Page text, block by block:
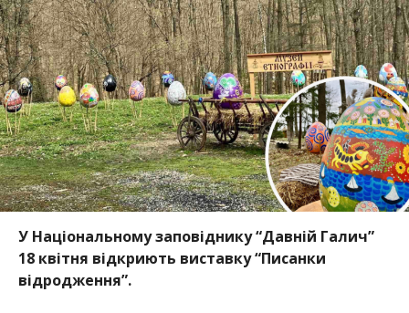
У Національному заповіднику “Давній Галич”
18 квітня відкриють виставку “Писанки
відродження”.